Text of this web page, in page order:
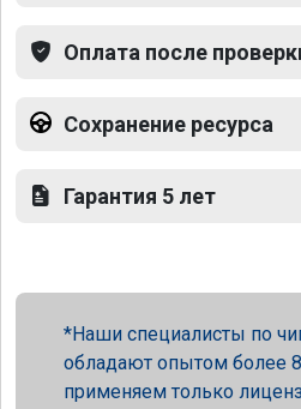
Оплата после
Сохранение ресурса
Гарантия 5 лет
Наши специалисты по
обладают опытом более
применяем только